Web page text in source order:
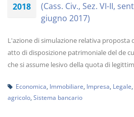
2018
(Cass. Civ., Sez. VI-II,
giugno 2017)
L'azione di simulazione relativa proposta
atto di disposizione patrimoniale del de
che si assume lesivo della quota di
Economica Immobiliare Impresa Legale
agricolo Sistema bancario